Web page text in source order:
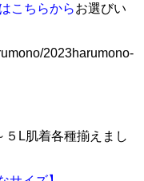
こちらからお選びい
2023harumono-
L肌着各種揃えまし